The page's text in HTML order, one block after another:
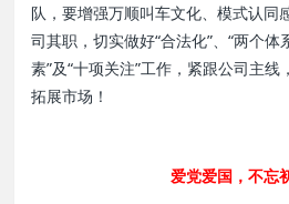
队，要增强万顺叫车文化、模式认同
司其职，切实做好“合法化”、“两个体
素”及“十项关注”工作，紧跟公司主线
拓展市场！
爱党爱国，不忘